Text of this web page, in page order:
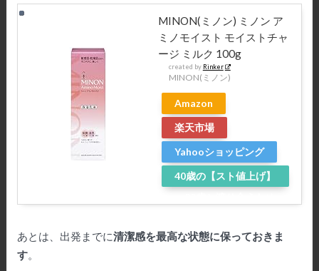
MINON(ミノン) ミノン ア
ミノモイスト モイストチャ
ージ ミルク 100g
created by Rinker
MINON(ミノン)
Amazon
楽天市場
Yahooショッピング
40歳の【スト値上げ】
あとは、出発までに清潔感を最高な状態に保っておきま
す。